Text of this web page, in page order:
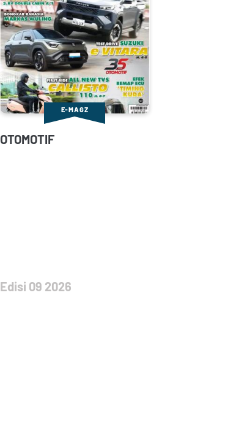
E-MAGZ
OTOMOTIF
Edisi 09 2026